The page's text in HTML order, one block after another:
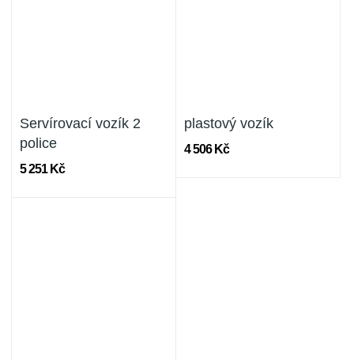
Servírovací vozík 2
police
5 251 Kč
plastový vozík
4 506 Kč